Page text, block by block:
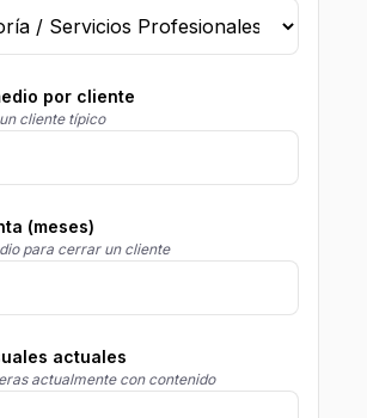
por cliente
cliente típico
(meses)
para cerrar un cliente
actuales
actualmente con contenido